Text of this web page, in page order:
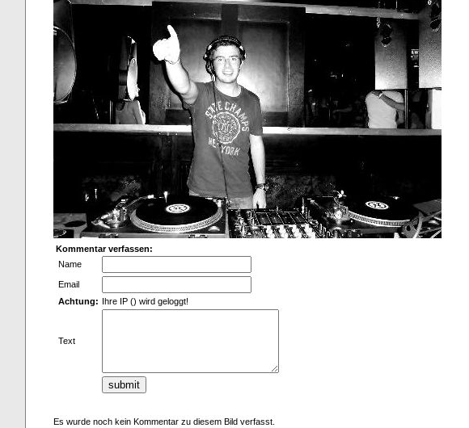
Kommentar verfassen:
Name
Email
Achtung: Ihre IP () wird geloggt!
Text
Es wurde noch kein Kommentar zu diesem Bild verfasst.